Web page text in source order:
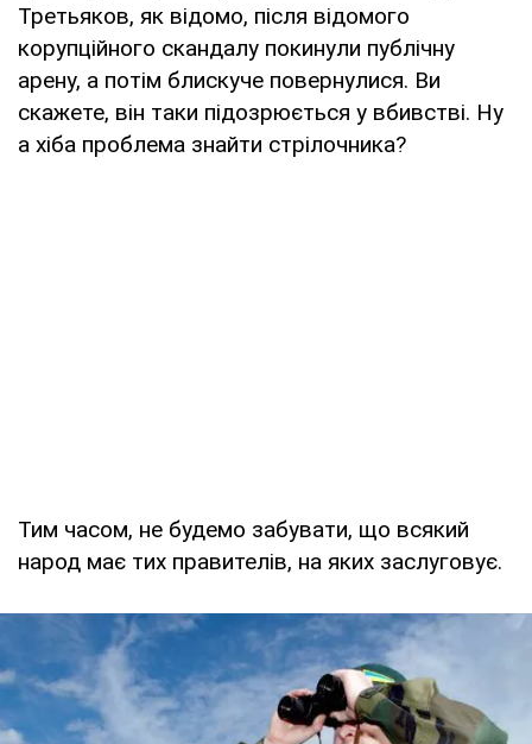
Третьяков, як відомо, після відомого
корупційного скандалу покинули публічну
арену, а потім блискуче повернулися. Ви
скажете, він таки підозрюється у вбивстві. Ну
а хіба проблема знайти стрілочника?
Тим часом, не будемо забувати, що всякий
народ має тих правителів, на яких заслуговує.